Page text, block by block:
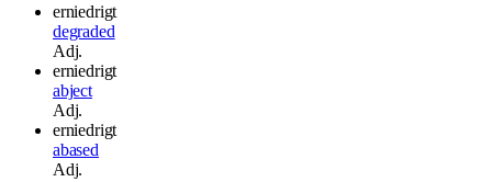
erniedrigt
degraded
Adj.
erniedrigt
abject
Adj.
erniedrigt
abased
Adj.